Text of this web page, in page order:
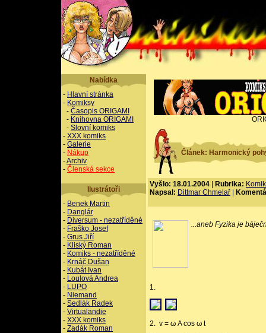
Nabídka
- Hlavní stránka
- Komiksy
- Časopis ORIGAMI
- Knihovna ORIGAMI
- Slovní komiks
- XXX komiks
- Galerie
- Nákup
-Archiv
- Členská sekce
Ilustrátoři
- Benek Martin
- Danglár
- Diversum - nezatříděné
- Fraško Josef
- Grus Jiří
- Kliský Roman
- Komiks - nezatříděné
- Krnáč Dušan
- Kubát Ivan
- Loulová Andrea
- LUPO
- Niemand
- Sedlák Radek
- Virtualandie
- XXX komiks
- Zadák Roman
Článek: Harmonický
Vyšlo: 18.01.2004 Rubrika:
Napsal: Dittmar Chmelař
...aneb Fyzika je
1.
2. v = ω A cos ω t